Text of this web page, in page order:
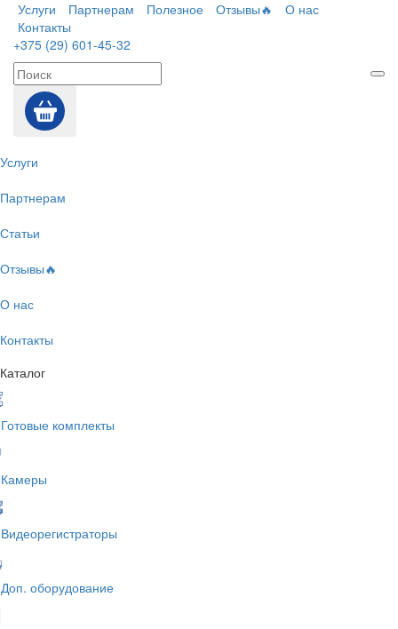
Услуги Партнерам Полезное Отзывы🔥
О нас
Контакты
+375 (29) 601-45-32
Услуги
Партнерам
Статьи
Отзывы🔥
О нас
Контакты
Каталог
Готовые комплекты
Камеры
Видеорегистраторы
Доп. оборудование